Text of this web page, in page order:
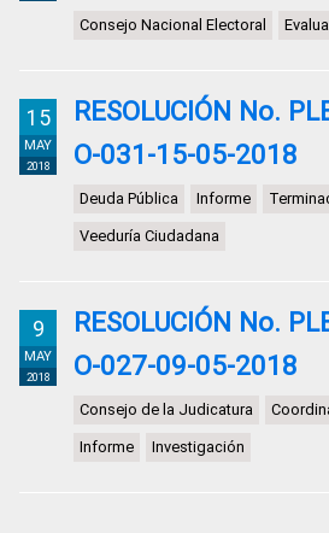
Consejo Nacional Electoral
15
MAY
2018
RESOLUCIÓN No.
O-031-15-05-2018
Deuda Pública Informe
Veeduría Ciudadana
9
MAY
2018
RESOLUCIÓN No.
O-027-09-05-2018
Consejo de la Judicatura
Informe Investigación